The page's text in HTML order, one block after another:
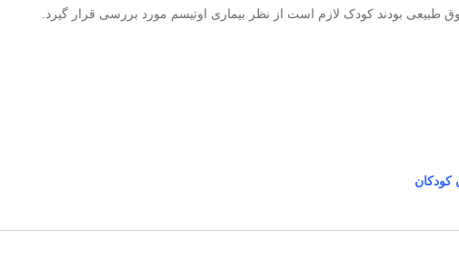
طبیعی بودند کودک لازم است از نظر بیماری اوتیسم مورد بررسی قرار گیرد.
کودکان